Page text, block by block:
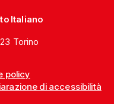
Italiano
Torino
policy
di accessibilità